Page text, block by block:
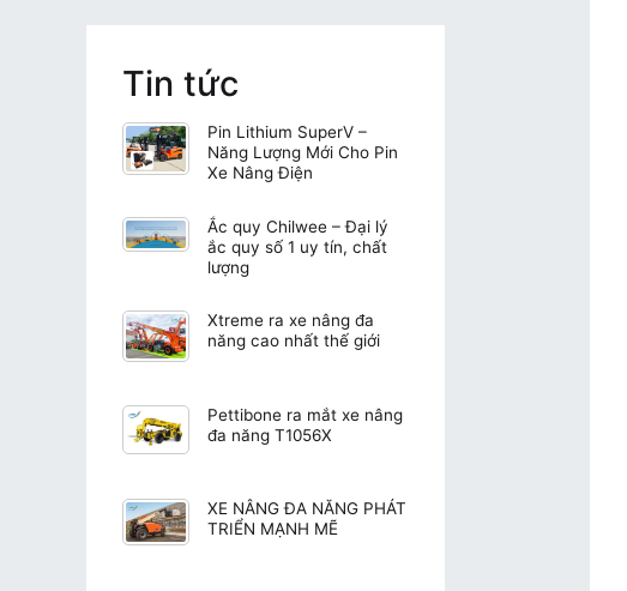
Tin tức
Pin Lithium SuperV –
Năng Lượng Mới Cho Pin
Xe Nâng Điện
Ắc quy Chilwee – Đại lý
ắc quy số 1 uy tín, chất
lượng
Xtreme ra xe nâng đa
năng cao nhất thế giới
Pettibone ra mắt xe nâng
đa năng T1056X
XE NÂNG ĐA NĂNG PHÁT
TRIỂN MẠNH MẼ